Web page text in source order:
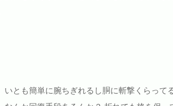
いとも簡単に腕ちぎれるし胴に斬撃くらって